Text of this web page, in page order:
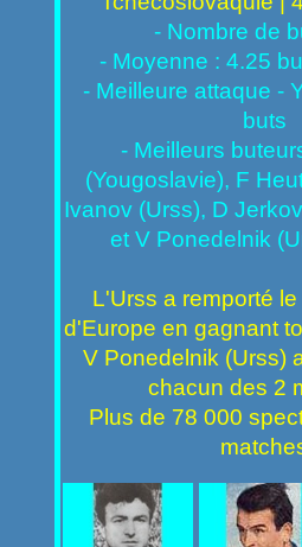
- Nombre de
- Moyenne : 4.25
- Meilleure attaque -
buts
- Meilleurs
(Yougoslavie), F
Ivanov (Urss), D
et V Ponedelnik
L'Urss a remporté
d'Europe en gagnant
V Ponedelnik (Urss)
chacun des 2
Plus de 78 000